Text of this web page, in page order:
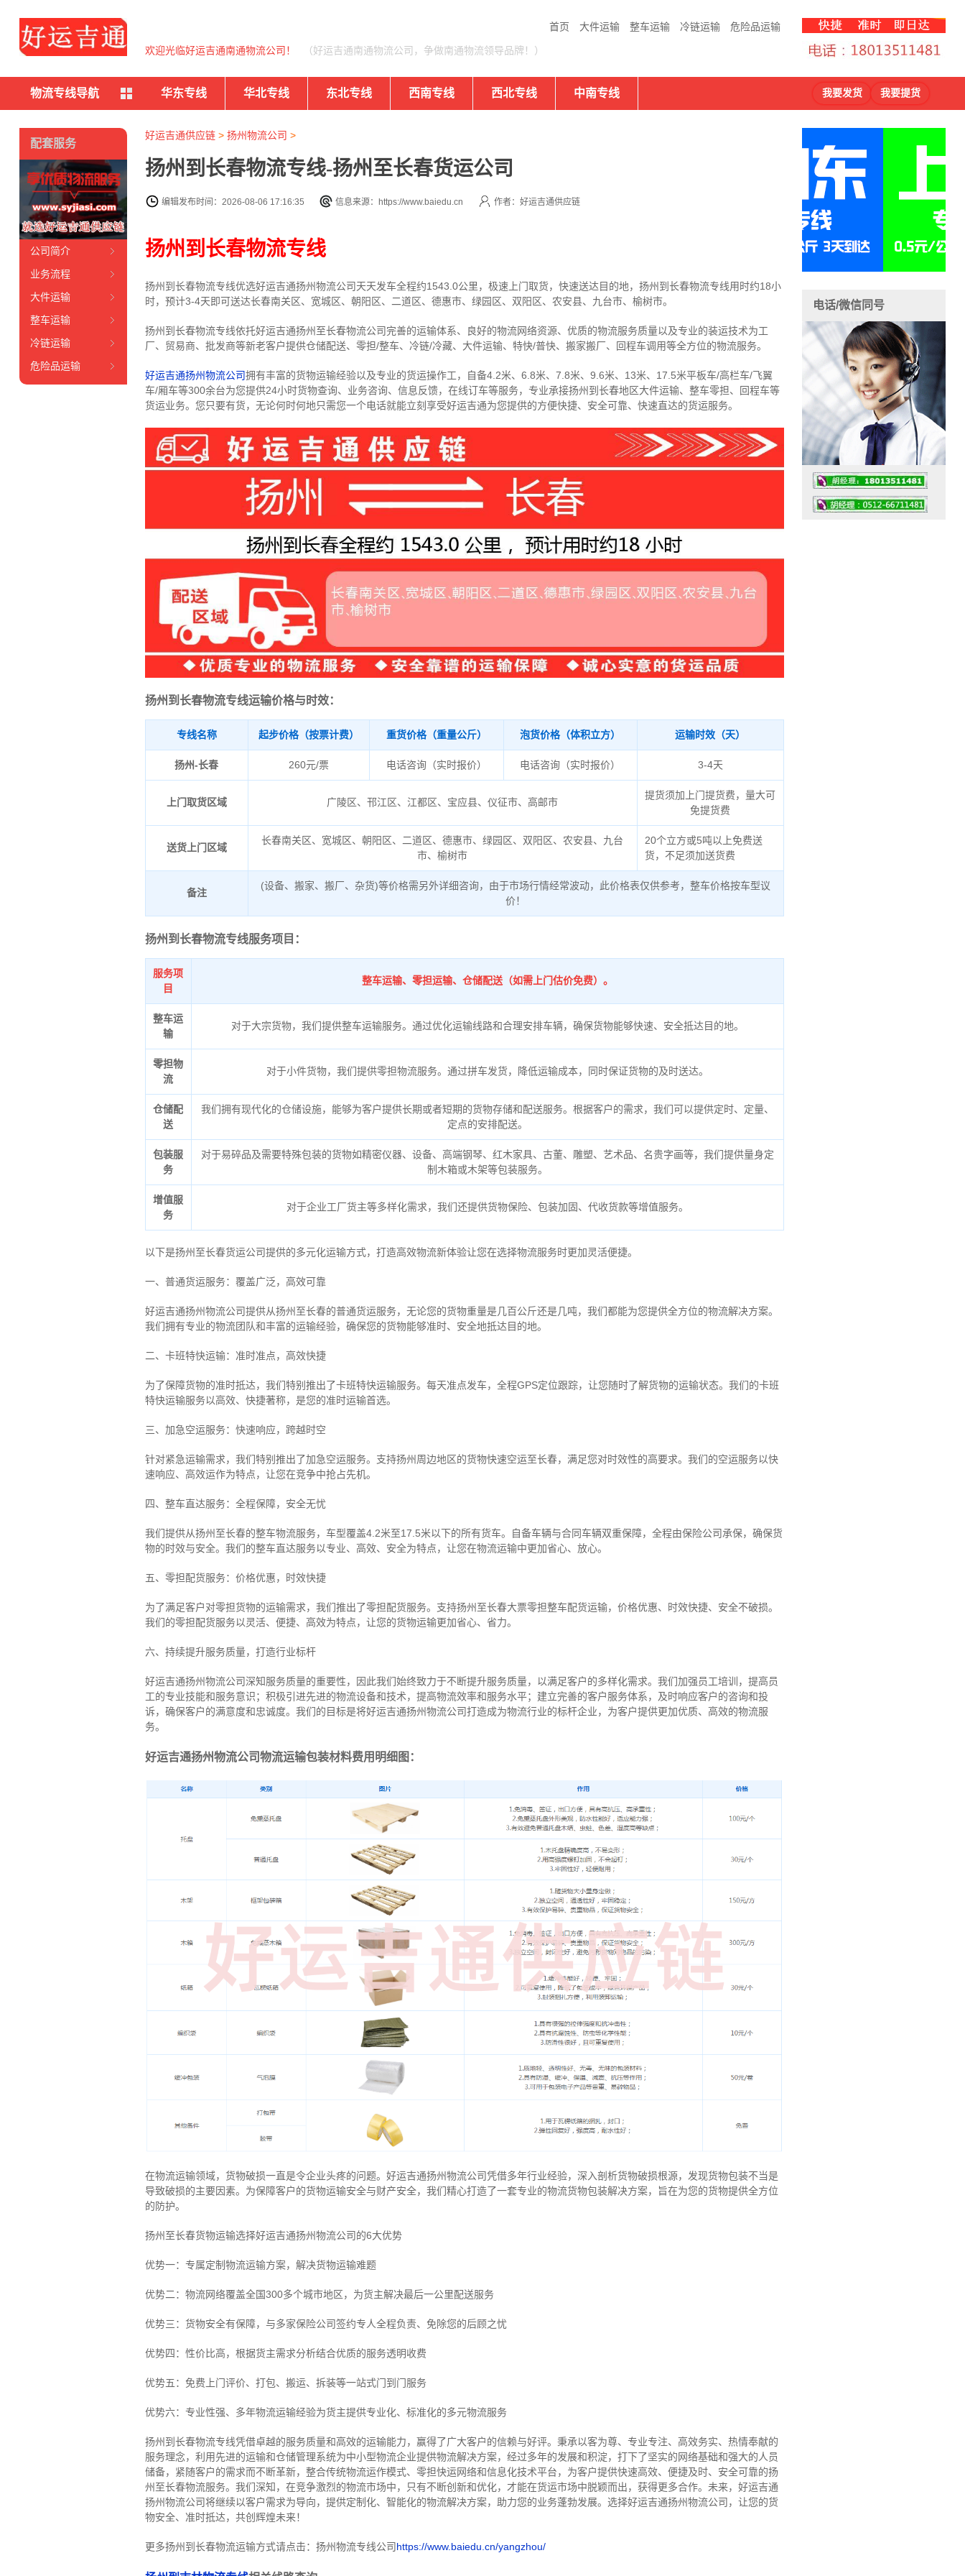
首页 大件运输 整车运输 冷链运输 危险品运输
欢迎光临好运吉通南通物流公司！ （好运吉通南通物流公司，争做南通物流领导品牌！）
物流专线导航 华东专线 华北专线 东北专线 西南专线 西北专线 中南专线 我要发货 我要提货
好运吉通供应链> 扬州物流公司 >
扬州到长春物流专线-扬州至长春货运公司
编辑发布时间：2026-08-06 17:16:35 信息来源：https://www.baiedu.cn 作者：好运吉通供应链
扬州到长春物流专线
扬州到长春物流专线优选好运吉通扬州物流公司天天发车全程约1543.0公里， 极速上门取货，快速送达目的地，扬州到长春物流专线用时约18小
时，预计3-4天即可送达长春南关区、宽城区、朝阳区、二道区、德惠市、绿园区、双阳区、农安县、九台市、榆树市。
扬州到长春物流专线依托好运吉通扬州至长春物流公司完善的运输体系、良好的物流网络资源、优质的物流服务质量以及专业的装运技术为工
厂、贸易商、批发商等新老客户提供仓储配送、零担/整车、冷链/冷藏、大件运输、特快/普快、搬家搬厂、回程车调用等全方位的物流服务。
好运吉通扬州物流公司拥有丰富的货物运输经验以及专业的货运操作工，自备4.2米、6.8米、7.8米、9.6米、13米、17.5米平板车/高栏车/飞翼
车/厢车等300余台为您提供24小时货物查询、业务咨询、信息反馈，在线订车等服务， 专业承接扬州到长春地区大件运输、整车零担、回程车等
货运业务。 您只要有货，无论何时何地只需您一个电话就能立刻享受好运吉通为您提供的方便快捷、安全可靠、快速直达的货运服务。
扬州到长春物流专线运输价格与时效：
专线名称 起步价格（按票计费） 重货价格（重量公斤） 泡货价格（体积立方） 运输时效（天）
扬州-长春 260元/票 电话咨询（实时报价） 电话咨询（实时报价） 3-4天
上门取货区域 广陵区、邗江区、江都区、宝应县、仪征市、高邮市
提货须加上门提货费，量大可
免提货费
送货上门区域
长春南关区、宽城区、朝阳区、二道区、德惠市、绿园区、双阳区、农安县、九台
市、榆树市
20个立方或5吨以上免费送
货，不足须加送货费
备注
(设备、搬家、搬厂、杂货)等价格需另外详细咨询，由于市场行情经常波动，此价格表仅供参考，整车价格按车型议
价！
扬州到长春物流专线服务项目：
服务项
目
整车运输、零担运输、仓储配送（如需上门估价免费）。
整车运
输
对于大宗货物，我们提供整车运输服务。通过优化运输线路和合理安排车辆，确保货物能够快速、安全抵达目的地。
零担物
流
对于小件货物，我们提供零担物流服务。通过拼车发货，降低运输成本，同时保证货物的及时送达。
仓储配
送
我们拥有现代化的仓储设施，能够为客户提供长期或者短期的货物存储和配送服务。根据客户的需求，我们可以提供定时、定量、
定点的安排配送。
包装服
务
对于易碎品及需要特殊包装的货物如精密仪器、设备、高端钢琴、红木家具、古董、雕塑、艺术品、名贵字画等，我们提供量身定
制木箱或木架等包装服务。
增值服
务
对于企业工厂货主等多样化需求，我们还提供货物保险、包装加固、代收货款等增值服务。
以下是扬州至长春货运公司提供的多元化运输方式，打造高效物流新体验让您在选择物流服务时更加灵活便捷。
一、普通货运服务：覆盖广泛，高效可靠
好运吉通扬州物流公司提供从扬州至长春的普通货运服务，无论您的货物重量是几百公斤还是几吨，我们都能为您提供全方位的物流解决方案。
我们拥有专业的物流团队和丰富的运输经验，确保您的货物能够准时、安全地抵达目的地。
二、卡班特快运输：准时准点，高效快捷
为了保障货物的准时抵达，我们特别推出了卡班特快运输服务。每天准点发车，全程GPS定位跟踪，让您随时了解货物的运输状态。我们的卡班
特快运输服务以高效、快捷著称，是您的准时运输首选。
三、加急空运服务：快速响应，跨越时空
针对紧急运输需求，我们特别推出了加急空运服务。支持扬州周边地区的货物快速空运至长春，满足您对时效性的高要求。我们的空运服务以快
速响应、高效运作为特点，让您在竞争中抢占先机。
四、整车直达服务：全程保障，安全无忧
我们提供从扬州至长春的整车物流服务，车型覆盖4.2米至17.5米以下的所有货车。自备车辆与合同车辆双重保障，全程由保险公司承保，确保货
物的时效与安全。我们的整车直达服务以专业、高效、安全为特点，让您在物流运输中更加省心、放心。
五、零担配货服务：价格优惠，时效快捷
为了满足客户对零担货物的运输需求，我们推出了零担配货服务。支持扬州至长春大票零担整车配货运输，价格优惠、时效快捷、安全不破损。
我们的零担配货服务以灵活、便捷、高效为特点，让您的货物运输更加省心、省力。
六、持续提升服务质量，打造行业标杆
好运吉通扬州物流公司深知服务质量的重要性，因此我们始终致力于不断提升服务质量，以满足客户的多样化需求。我们加强员工培训，提高员
工的专业技能和服务意识；积极引进先进的物流设备和技术，提高物流效率和服务水平；建立完善的客户服务体系，及时响应客户的咨询和投
诉，确保客户的满意度和忠诚度。我们的目标是将好运吉通扬州物流公司打造成为物流行业的标杆企业，为客户提供更加优质、高效的物流服
务。
好运吉通扬州物流公司物流运输包装材料费用明细图：
在物流运输领域，货物破损一直是令企业头疼的问题。好运吉通扬州物流公司凭借多年行业经验，深入剖析货物破损根源，发现货物包装不当是
导致破损的主要因素。为保障客户的货物运输安全与财产安全，我们精心打造了一套专业的物流货物包装解决方案，旨在为您的货物提供全方位
的防护。
扬州至长春货物运输选择好运吉通扬州物流公司的6大优势
优势一：专属定制物流运输方案，解决货物运输难题
优势二：物流网络覆盖全国300多个城市地区，为货主解决最后一公里配送服务
优势三：货物安全有保障，与多家保险公司签约专人全程负责、免除您的后顾之忧
优势四：性价比高，根据货主需求分析结合优质的服务透明收费
优势五：免费上门评价、打包、搬运、拆装等一站式门到门服务
优势六：专业性强、多年物流运输经验为货主提供专业化、标准化的多元物流服务
扬州到长春物流专线凭借卓越的服务质量和高效的运输能力，赢得了广大客户的信赖与好评。 秉承以客为尊、专业专注、高效务实、热情奉献的
服务理念，利用先进的运输和仓储管理系统为中小型物流企业提供物流解决方案，经过多年的发展和积淀，打下了坚实的网络基础和强大的人员
储备，紧随客户的需求而不断革新，整合传统物流运作模式、零担快运网络和信息化技术平台，为客户提供快速高效、便捷及时、安全可靠的扬
州至长春物流服务。 我们深知，在竞争激烈的物流市场中，只有不断创新和优化，才能在货运市场中脱颖而出，获得更多合作。 未来，好运吉通
扬州物流公司将继续以客户需求为导向，提供定制化、智能化的物流解决方案，助力您的业务蓬勃发展。选择好运吉通扬州物流公司，让您的货
物安全、准时抵达，共创辉煌未来！
更多扬州到长春物流运输方式请点击：扬州物流专线公司https://www.baiedu.cn/yangzhou/
配套服务
公司简介
业务流程
大件运输
整车运输
冷链运输
危险品运输
电话/微信同号